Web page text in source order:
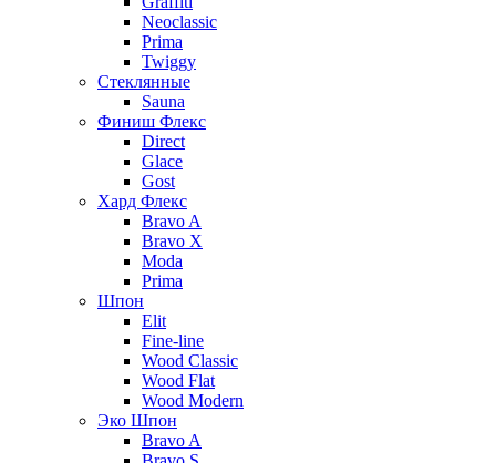
Neoclassic
Prima
Twiggy
Стеклянные
Sauna
Финиш Флекс
Direct
Glace
Gost
Хард Флекс
Bravo A
Bravo X
Moda
Prima
Шпон
Elit
Fine-line
Wood Classic
Wood Flat
Wood Modern
Эко Шпон
Bravo A